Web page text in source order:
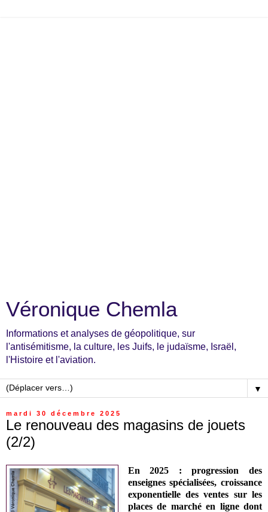
Véronique Chemla
Informations et analyses de géopolitique, sur
l'antisémitisme, la culture, les Juifs, le judaïsme, Israël,
l'Histoire et l'aviation.
▼
mardi 30 décembre 2025
Le renouveau des magasins de jouets
(2/2)
En 2025 : progression des
enseignes spécialisées,croissance
exponentielle des ventes sur les
places de marché en ligne dont